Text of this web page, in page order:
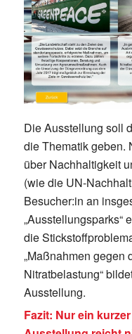
Die Ausstellung soll
die Thematik geben.
über Nachhaltigkeit
(wie die UN-
Besucher:in an
„Ausstellungsparks“
die
„Maßnahmen gegen
Nitratbelastung“
Ausstellung.
Fazit: Nur ein